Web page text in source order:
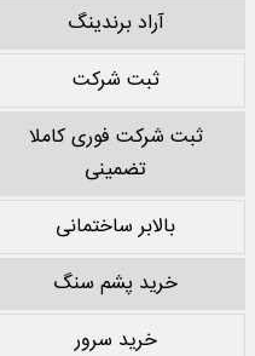
آراد برندینگ
ثبت شرکت
ثبت شرکت فوری کاملا
تضمینی
بالابر ساختمانی
خرید پشم سنگ
خرید سرور